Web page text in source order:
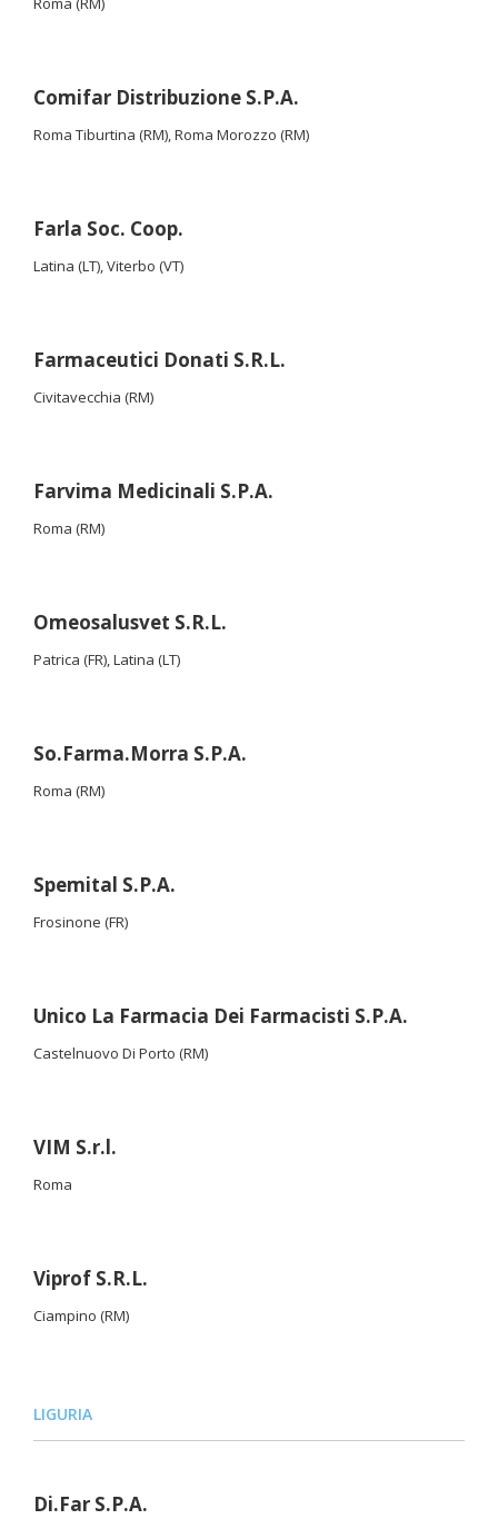
Comifar Distribuzione S.P.A.
Roma Tiburtina (RM), Roma Morozzo (RM)
Farla Soc. Coop.
Latina (LT), Viterbo (VT)
Farmaceutici Donati S.R.L.
Civitavecchia (RM)
Farvima Medicinali S.P.A.
Roma (RM)
Omeosalusvet S.R.L.
Patrica (FR), Latina (LT)
So.Farma.Morra S.P.A.
Roma (RM)
Spemital S.P.A.
Frosinone (FR)
Unico La Farmacia Dei Farmacisti S.P.A.
Castelnuovo Di Porto (RM)
VIM S.r.l.
Roma
Viprof S.R.L.
Ciampino (RM)
LIGURIA
Di.Far S.P.A.